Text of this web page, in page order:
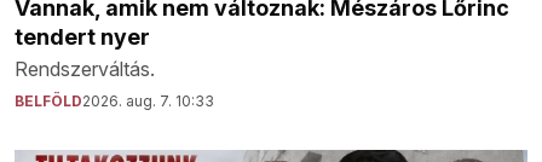
Vannak, amik nem változnak: Mészáros Lőrinc
tendert nyer
Rendszerváltás.
BELFÖLD2026. aug. 7. 10:33